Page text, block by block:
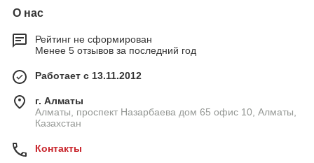
О нас
Рейтинг не сформирован
Менее 5 отзывов за последний год
Работает с 13.11.2012
г. Алматы
Алматы, проспект Назарбаева дом 65 офис 10, Алматы,
Казахстан
Контакты